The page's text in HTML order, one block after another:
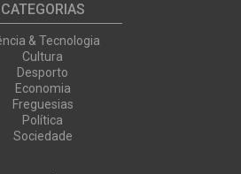
CATEGORIAS
& Tecnologia
Cultura
Desporto
Economia
Freguesias
Política
Sociedade